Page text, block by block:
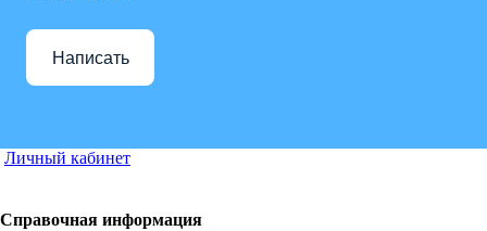
Написать
Личный кабинет
Справочная информация